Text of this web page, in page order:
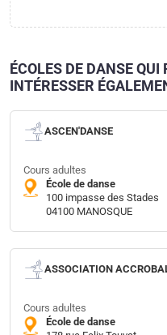
ÉCOLES DE DANSE
INTÉRESSER
ASCEN'DANSE
Cours adultes
École de danse
100 impasse des Stades
04100 MANOSQUE
ASSOCIATION
Cours adultes
École de danse